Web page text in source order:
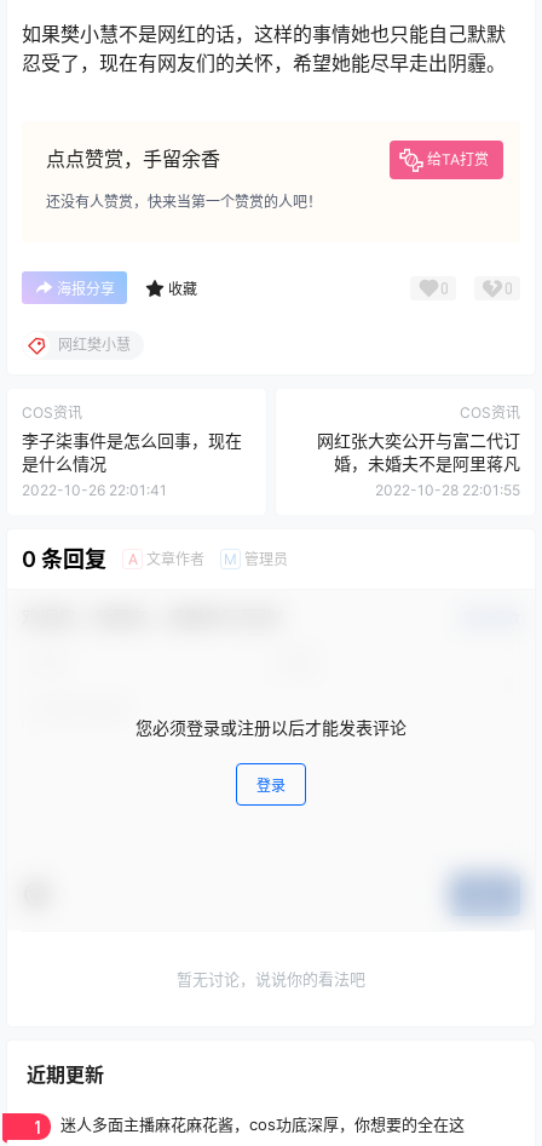
如果樊小慧不是网红的话，这样的事情她也只能自己默默
忍受了，现在有网友们的关怀，希望她能尽早走出阴霾。
点点赞赏，手留余香 给TA打赏
还没有人赞赏，快来当第一个赞赏的人吧！
海报分享 收藏 0 0
网红樊小慧
COS资讯
李子柒事件是怎么回事，现在
是什么情况
2022-10-26 22:01:41
COS资讯
网红张大奕公开与富二代订
婚，未婚夫不是阿里蒋凡
2022-10-28 22:01:55
0 条回复 A 文章作者 M 管理员
您必须登录或注册以后才能发表评论
登录
暂无讨论，说说你的看法吧
近期更新
1 迷人多面主播麻花麻花酱，cos功底深厚，你想要的全在这